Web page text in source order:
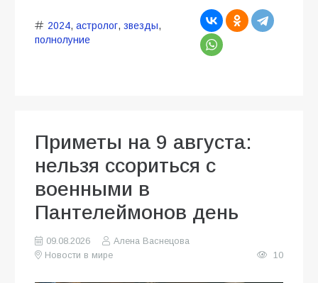
2024, астролог, звезды,
полнолуние
Приметы на 9 августа:
нельзя ссориться с
военными в
Пантелеймонов день
09.08.2026
Алена Васнецова
Новости в мире
10